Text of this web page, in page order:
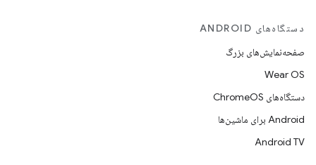
دستگاه‌های ANDROID
صفحه‌نمایش‌های بزرگ
Wear OS
دستگاه‌های ChromeOS
Android برای ماشین‌ها
Android TV